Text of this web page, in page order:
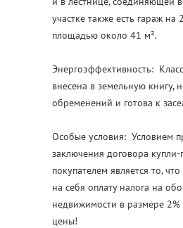
участке также есть гараж
площадью около 41 м².
Энергоэффективность:
внесена в земельную книгу,
обременений и готова к
Особые условия: Условием
заключения договора
покупателем является то,
на себя оплату налога на
недвижимости в размере
цены!